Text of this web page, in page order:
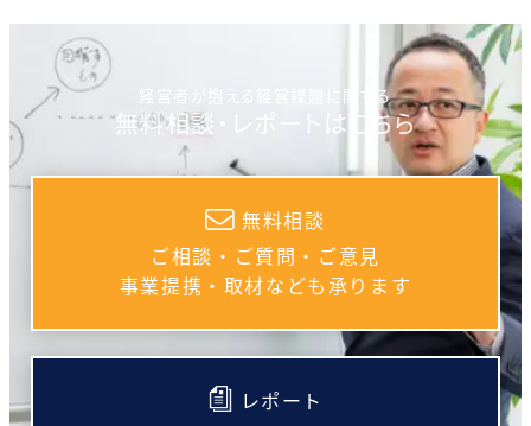
経営者が抱える経営課題に関する
無料相談・レポートはこちら
無料相談
ご相談・ご質問・ご意見
事業提携・取材なども承ります
レポート